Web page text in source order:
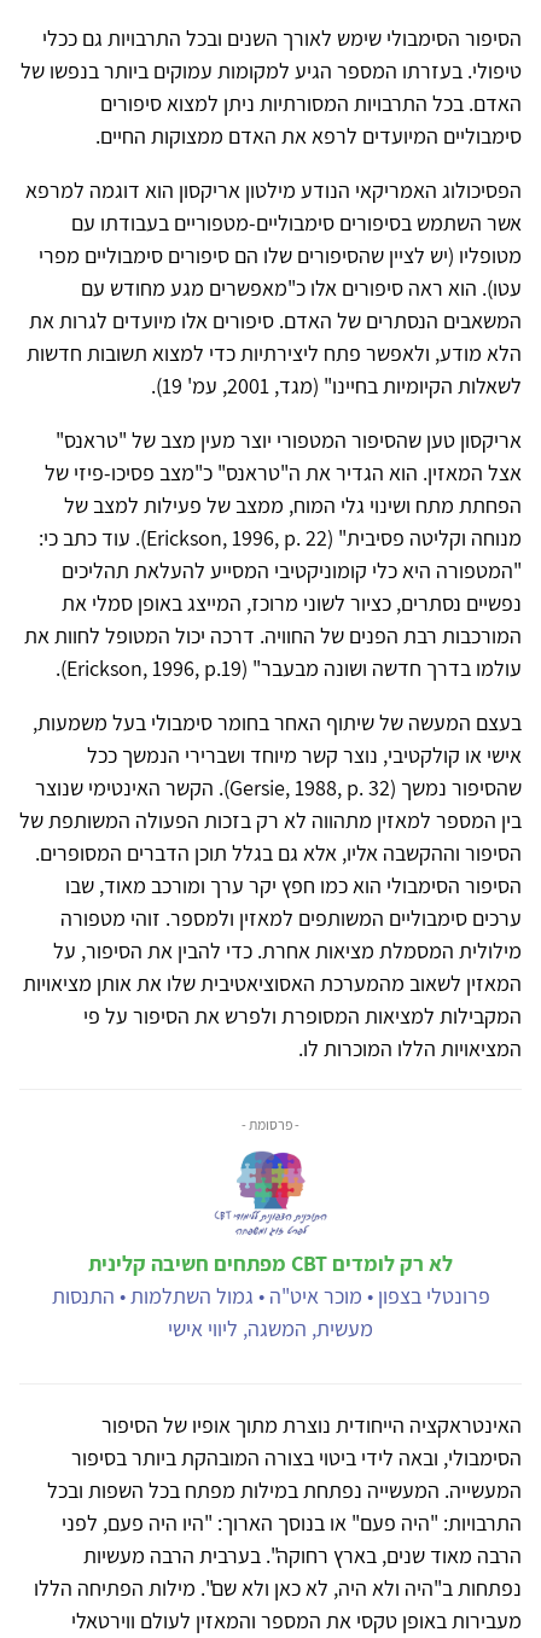
הסיפור הסימבולי שימש לאורך השנים ובכל התרבויות גם ככלי
טיפולי. בעזרתו המספר הגיע למקומות עמוקים ביותר בנפשו של
האדם. בכל התרבויות המסורתיות ניתן למצוא סיפורים
סימבוליים המיועדים לרפא את האדם ממצוקות החיים.
הפסיכולוג האמריקאי הנודע מילטון אריקסון הוא דוגמה למרפא
אשר השתמש בסיפורים סימבוליים-מטפוריים בעבודתו עם
מטופליו (יש לציין שהסיפורים שלו הם סיפורים סימבוליים מפרי
עטו). הוא ראה סיפורים אלו כ"מאפשרים מגע מחודש עם
המשאבים הנסתרים של האדם. סיפורים אלו מיועדים לגרות את
הלא מודע, ולאפשר פתח ליצירתיות כדי למצוא תשובות חדשות
לשאלות הקיומיות בחיינו" (מגד, 2001, עמ' 19).
אריקסון טען שהסיפור המטפורי יוצר מעין מצב של "טראנס"
אצל המאזין. הוא הגדיר את ה"טראנס" כ"מצב פסיכו-פיזי של
הפחתת מתח ושינוי גלי המוח, ממצב של פעילות למצב של
מנוחה וקליטה פסיבית" (Erickson, 1996, p. 22). עוד כתב כי:
"המטפורה היא כלי קומוניקטיבי המסייע להעלאת תהליכים
נפשיים נסתרים, כציור לשוני מרוכז, המייצג באופן סמלי את
המורכבות רבת הפנים של החוויה. דרכה יכול המטופל לחוות את
עולמו בדרך חדשה ושונה מבעבר" (Erickson, 1996, p.19).
בעצם המעשה של שיתוף האחר בחומר סימבולי בעל משמעות,
אישי או קולקטיבי, נוצר קשר מיוחד ושברירי הנמשך ככל
שהסיפור נמשך (Gersie, 1988, p. 32). הקשר האינטימי שנוצר
בין המספר למאזין מתהווה לא רק בזכות הפעולה המשותפת של
הסיפור וההקשבה אליו, אלא גם בגלל תוכן הדברים המסופרים.
הסיפור הסימבולי הוא כמו חפץ יקר ערך ומורכב מאוד, שבו
ערכים סימבוליים המשותפים למאזין ולמספר. זוהי מטפורה
מילולית המסמלת מציאות אחרת. כדי להבין את הסיפור, על
המאזין לשאוב מהמערכת האסוציאטיבית שלו את אותן מציאויות
המקבילות למציאות המסופרת ולפרש את הסיפור על פי
המציאויות הללו המוכרות לו.
- פרסומת -
לא רק לומדים CBT מפתחים חשיבה קלינית
פרונטלי בצפון • מוכר איט"ה • גמול השתלמות • התנסות
מעשית, המשגה, ליווי אישי
האינטראקציה הייחודית נוצרת מתוך אופיו של הסיפור
הסימבולי, ובאה לידי ביטוי בצורה המובהקת ביותר בסיפור
המעשייה. המעשייה נפתחת במילות מפתח בכל השפות ובכל
התרבויות: "היה פעם" או בנוסך הארוך: "היו היה פעם, לפני
הרבה מאוד שנים, בארץ רחוקה". בערבית הרבה מעשיות
נפתחות ב"היה ולא היה, לא כאן ולא שם". מילות הפתיחה הללו
מעבירות באופן טקסי את המספר והמאזין לעולם ווירטאלי